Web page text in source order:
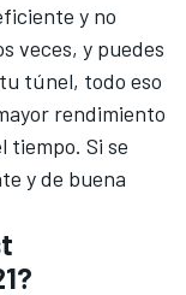
y no
veces, y puedes
túnel, todo eso
rendimiento
tiempo. Si se
y de buena